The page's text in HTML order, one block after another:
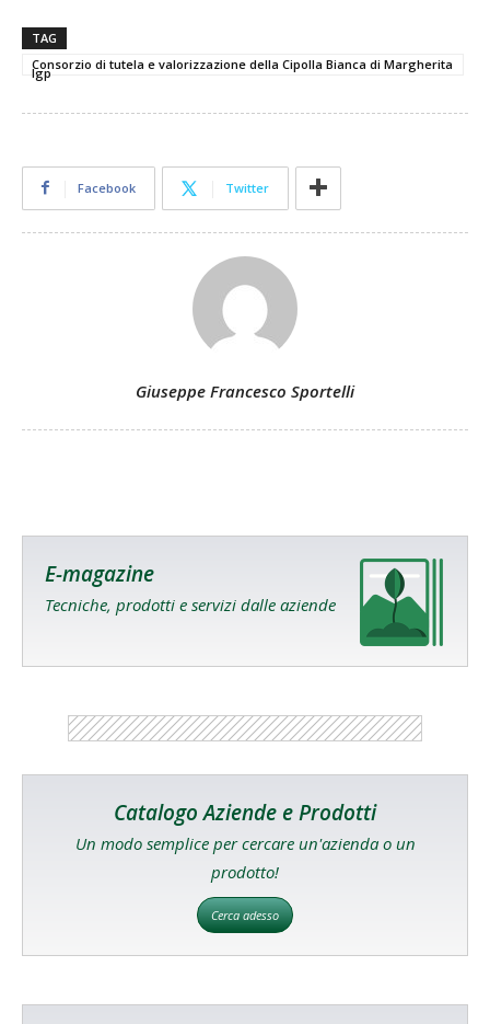
TAG
Consorzio di tutela e valorizzazione della Cipolla Bianca di Margherita
Igp
Facebook Twitter
Giuseppe Francesco Sportelli
E-magazine
Tecniche, prodotti e servizi dalle aziende
Catalogo Aziende e Prodotti
Un modo semplice per cercare un'azienda o un
prodotto!
Cerca adesso